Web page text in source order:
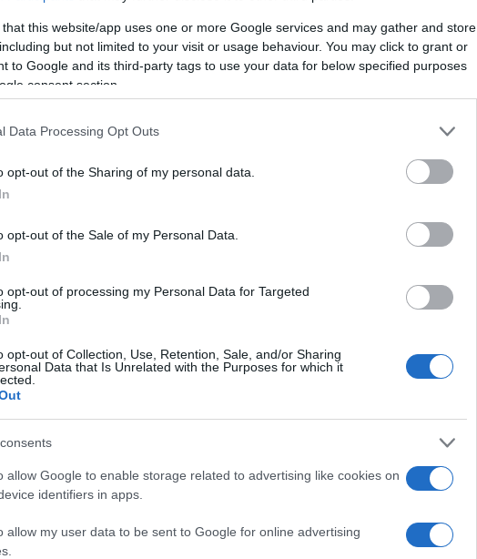
that this website/app uses one or more Google services and may gather and store
but not limited to your visit or usage behaviour. You may click to grant or
to Google and its third-party tags to use your data for below specified purposes
consent section.
Data Processing Opt Outs
opt-out of the Sharing of my personal data.
opt-out of the Sale of my Personal Data.
opt-out of processing my Personal Data for Targeted
opt-out of Collection, Use, Retention, Sale, and/or Sharing
Data that Is Unrelated with the Purposes for which it
allow Google to enable storage related to advertising like cookies on
identifiers in apps.
allow my user data to be sent to Google for online advertising
στο Τρίτο από την